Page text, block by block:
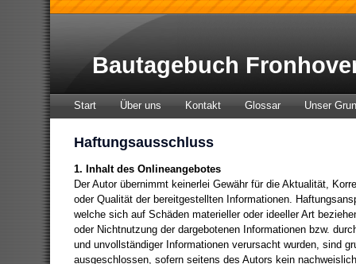
Bautagebuch
Start Über uns Kontakt Glossar Unser
Haftungsausschluss
1. Inhalt des Onlineangebotes
Der Autor übernimmt keinerlei Gewähr für die Aktualität,
oder Qualität der bereitgestellten Informationen.
welche sich auf Schäden materieller oder ideeller Art
oder Nichtnutzung der dargebotenen Informationen bzw.
und unvollständiger Informationen verursacht wurden, sind
ausgeschlossen, sofern seitens des Autors kein